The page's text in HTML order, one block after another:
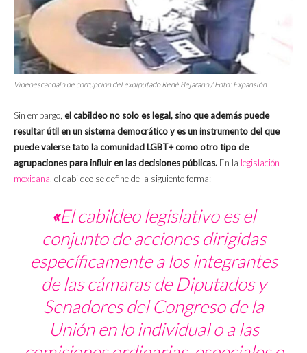
Videoescándalo de corrupción del exdiputado René Bejarano / Foto: Expansión
Sin embargo, el cabildeo no solo es legal, sino que además puede
resultar útil en un sistema democrático y es un instrumento del que
puede valerse tato la comunidad LGBT+ como otro tipo de
agrupaciones para influir en las decisiones públicas. En la legislación
mexicana , el cabildeo se define de la siguiente forma:
«El cabildeo legislativo es el
conjunto de acciones dirigidas
específicamente a los integrantes
de las cámaras de Diputados y
Senadores del Congreso de la
Unión en lo individual o a las